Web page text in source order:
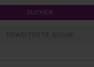
SUCHEN
ERWEITERTE SUCHE